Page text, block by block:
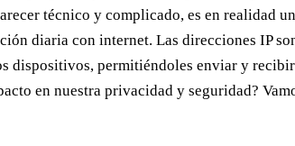
técnico y complicado, es en realidad
diaria con internet. Las direcciones IP
dispositivos, permitiéndoles enviar y
en nuestra privacidad y seguridad?